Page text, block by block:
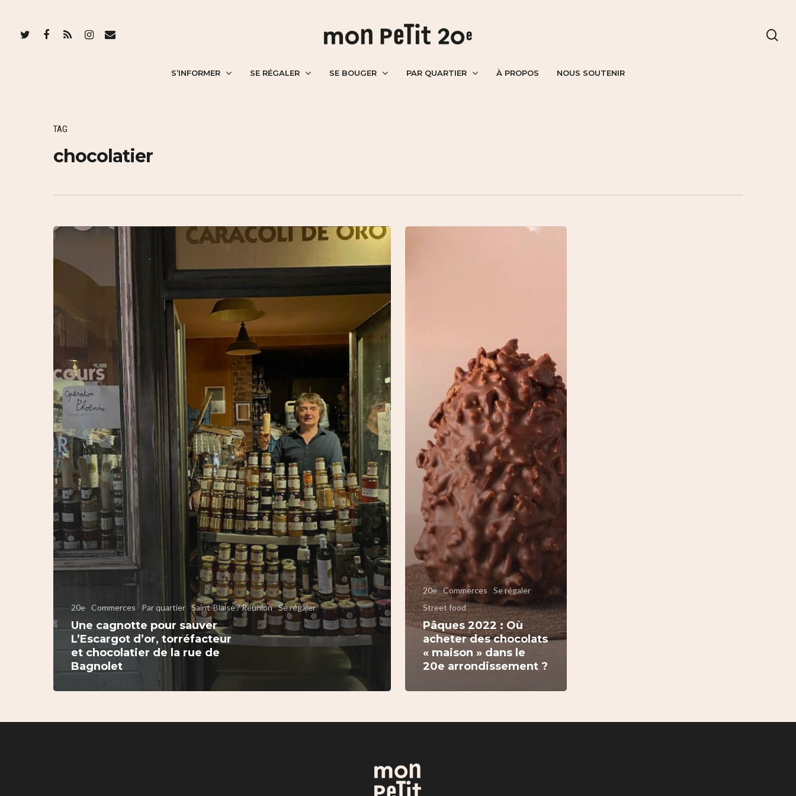
S’INFORMER SE RÉGALER SE BOUGER PAR QUARTIER À PROPOS NOUS SOUTENIR
TAG
chocolatier
20e Commerces Par quartier Saint-Blaise / Réunion Se régaler
Une cagnotte pour sauver
L’Escargot d’or, torréfacteur
et chocolatier de la rue de
Bagnolet
20e Commerces
Se régaler
Street food
Pâques 2022 : Où
acheter des chocolats
« maison » dans le
20e arrondissement ?